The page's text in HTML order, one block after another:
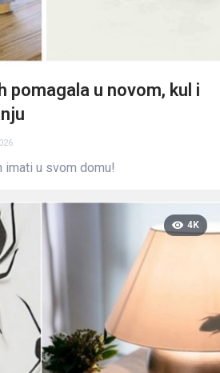
pomagala u novom, kul i
imati u svom domu!
4K